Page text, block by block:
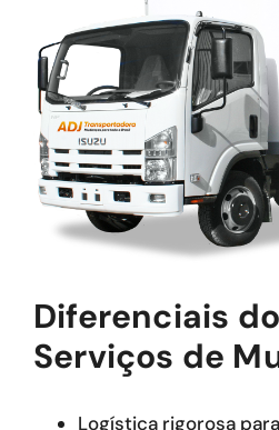
Diferenciais
Serviços de
Logística rigorosa